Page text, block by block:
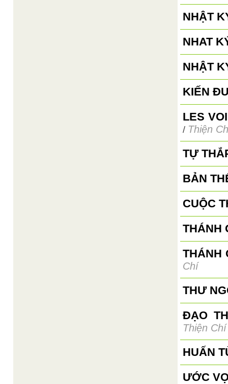
NHẬT
NHAT
NHẬT
KIẾN
LES
/ Thiện
TỰ
BẢN
CUỘC
THÁNH
THÁNH
Chí
THƯ
ĐẠO
Thiện Chí
HUẤN
ƯỚC